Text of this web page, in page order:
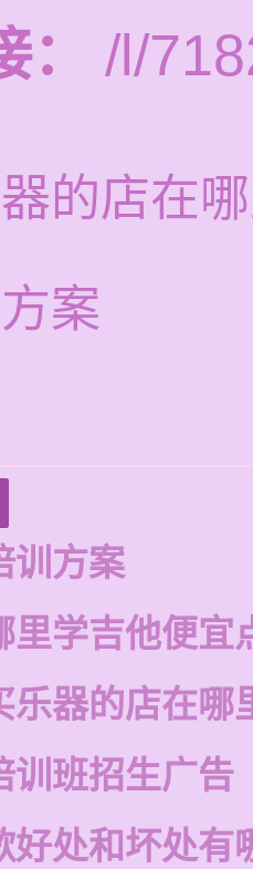
/l/
的店在
案
训方案
里学吉他便宜
乐器的店在哪
训班招生广告
好处和坏处有